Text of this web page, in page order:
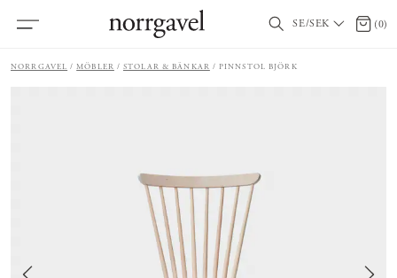
SE/SEK 0 (0)
NORRGAVEL MÖBLER STOLAR & BÄNKAR PINNSTOL BJÖRK